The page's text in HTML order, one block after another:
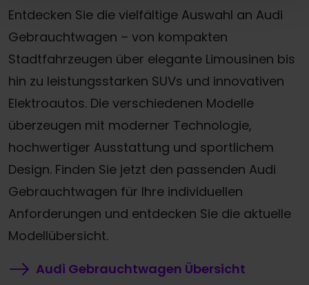
Entdecken Sie die vielfältige Auswahl an Audi
Gebrauchtwagen – von kompakten
Stadtfahrzeugen über elegante Limousinen bis
hin zu leistungsstarken SUVs und innovativen
Elektroautos. Die verschiedenen Modelle
überzeugen mit moderner Technologie,
hochwertiger Ausstattung und sportlichem
Design. Finden Sie jetzt den passenden Audi
Gebrauchtwagen für Ihre individuellen
Anforderungen und entdecken Sie die aktuelle
Modellübersicht.
Audi Gebrauchtwagen Übersicht